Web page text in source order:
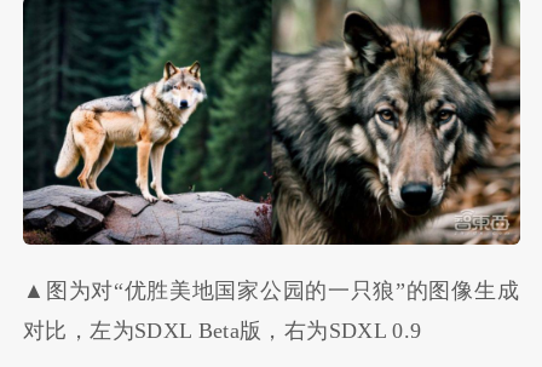
▲图为对“优胜美地国家公园的一只狼”的图像生成
对比，左为SDXL Beta版，右为SDXL 0.9